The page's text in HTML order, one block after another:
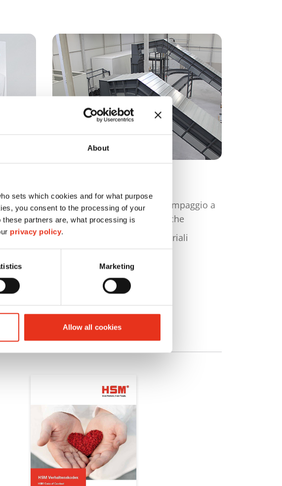
About
sets which cookies and for what purpose
you consent to the processing of your
partners are, what processing is
privacy policy.
Marketing
Allow all cookies
Apparecchiature per lo stampaggio a
iniezione di materie plastiche
Sistemi di trasporto industriali